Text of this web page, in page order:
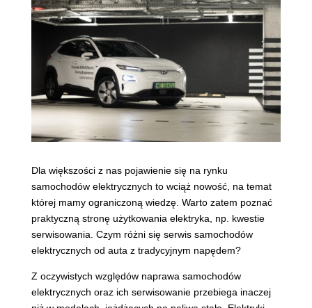
Dla większości z nas pojawienie się na rynku
samochodów elektrycznych to wciąż nowość, na temat
której mamy ograniczoną wiedzę. Warto zatem poznać
praktyczną stronę użytkowania elektryka, np. kwestie
serwisowania. Czym różni się serwis samochodów
elektrycznych od auta z tradycyjnym napędem?
Z oczywistych względów naprawa samochodów
elektrycznych oraz ich serwisowanie przebiega inaczej